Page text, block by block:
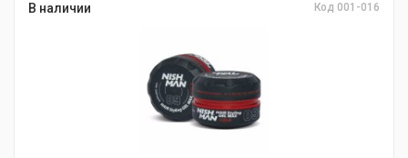
В наличии Код 001-016